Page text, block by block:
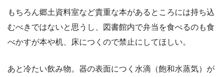
もちろん郷土資料室など貴重な本があるところには持ち込
むべきではないと思うし、図書館内で弁当を食べるのも食
べかすが本や机、床につくので禁止にしてほしい。
あと冷たい飲み物。器の表面につく水滴（飽和水蒸気）が